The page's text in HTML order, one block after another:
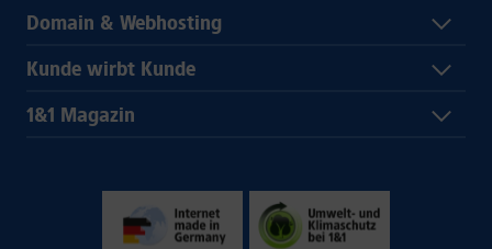
Domain & Webhosting
Kunde wirbt Kunde
1&1 Magazin